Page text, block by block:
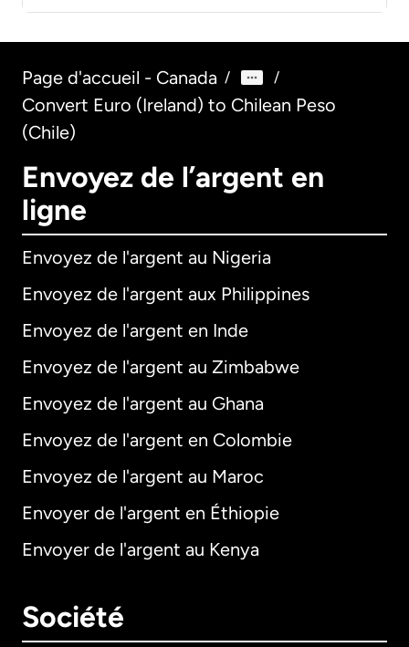
Page d'accueil - Canada / /
Convert Euro (Ireland) to Chilean Peso
(Chile)
Envoyez de l’argent en
ligne
Envoyez de l'argent au Nigeria
Envoyez de l'argent aux Philippines
Envoyez de l'argent en Inde
Envoyez de l'argent au Zimbabwe
Envoyez de l'argent au Ghana
Envoyez de l'argent en Colombie
Envoyez de l'argent au Maroc
Envoyer de l'argent en Éthiopie
Envoyer de l'argent au Kenya
Société